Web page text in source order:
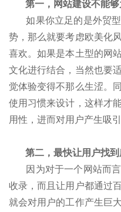
第一，网站建设不能够
如果你立足的是外贸型
势，那么就要考虑欧美化
喜欢。如果是本土型的网
文化进行结合，当然也要
觉体验变得不那么生涩。
使用习惯来设计，这样才
用性，进而对用户产生吸引
第二，最快让用户找到
因为对于一个网站而言
收录，而且让用户都通过
就会对用户的工作产生巨